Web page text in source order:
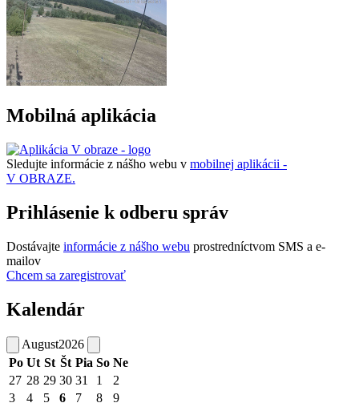
Mobilná aplikácia
Sledujte informácie z nášho webu v mobilnej aplikácii -
V OBRAZE.
Prihlásenie k odberu správ
Dostávajte informácie z nášho webu prostredníctvom SMS a e-
mailov
Chcem sa zaregistrovať
Kalendár
August2026
Po Ut St Št Pia So Ne
27 28 29 30 31 1
2
3
4 5 6 7 8
9